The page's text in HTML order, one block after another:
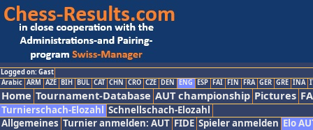
Logged on: Gast
Arabic ARM AZE BIH BUL CAT CHN CRO CZE DEN ENG ESP FAI FIN FRA GER GRE INA
Home Tournament-Database AUT championship Pictures
Turnierschach-Elozahl Schnellschach-Elozahl
Allgemeines Turnier anmelden: AUT FIDE Spieler anmelden Elo